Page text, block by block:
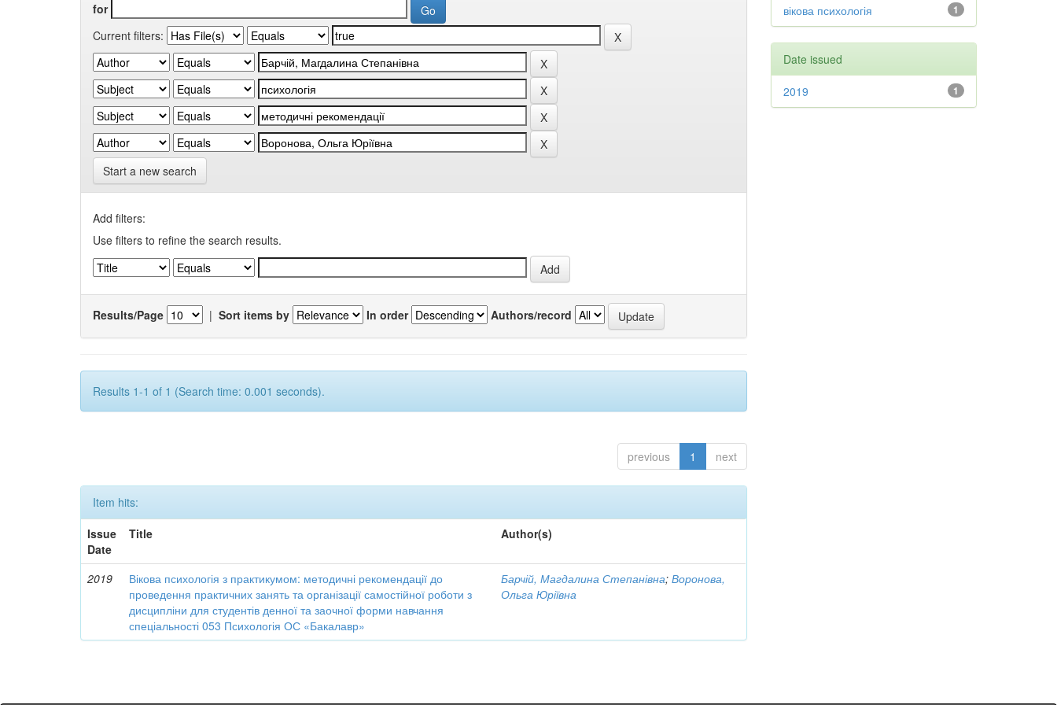
for
Current filters:
Start a new search
Add filters:
Use filters to refine the search results.
Results/Page | Sort items by In order Authors/record
Results 1-1 of 1 (Search time: 0.001 seconds).
previous 1 next
Item hits:
Issue
Date
Title Author(s)
2019
Вікова психологія з практикумом: методичні рекомендації до
проведення практичних занять та організації самостійної роботи з
дисципліни для студентів денної та заочної форми навчання
спеціальності 053 Психологія ОС «Бакалавр»
Барчій, Магдалина Степанівна;Воронова,
Ольга Юріївна
1
вікова психологія
Date issued
1
2019